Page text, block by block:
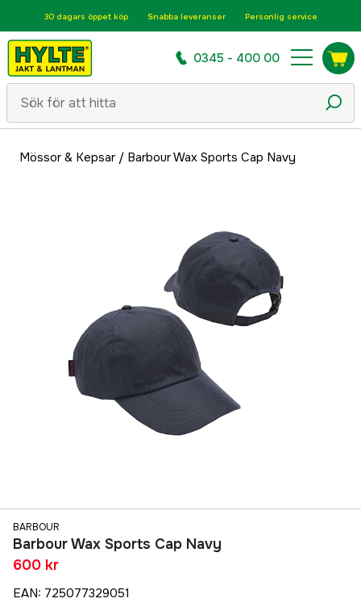
30 dagars öppet köp Snabba leveranser Personlig service
0345 - 400 00
Mössor & Kepsar/ Barbour Wax Sports Cap Navy
BARBOUR
Barbour Wax Sports Cap Navy
600 kr
EAN: 725077329051